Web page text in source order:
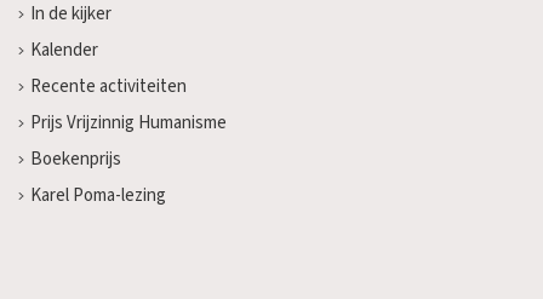
In de kijker
Kalender
Recente activiteiten
Prijs Vrijzinnig Humanisme
Boekenprijs
Karel Poma-lezing